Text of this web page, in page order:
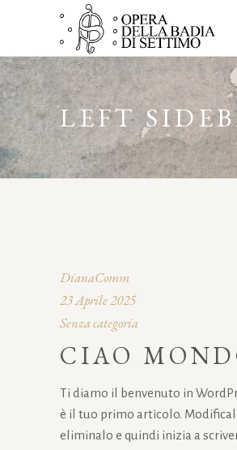
LEFT
DianaComm
23 Aprile 2025
Senza categoria
CIAO
Ti diamo il benvenuto in
è il tuo primo articolo.
eliminalo e quindi inizia a